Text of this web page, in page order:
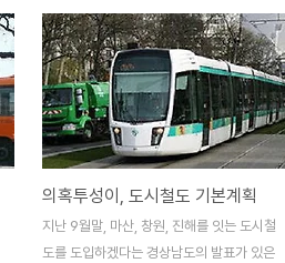
탄회한 의견을 나누는 자리였습니다. 이날,
간담회에서 참석자들 의견은 도시철도가 경
남의 미래교통수단으로서 최선의 방안이라고
주장하는 측과 도시철도(LRT)가 유일한 대
안이라고 보는 것은 성급하기 때문에 다른 대
안(BRT: 간선 급행 버스 시스템)들과 충분한
비교 검토를 해보아야 한다는 주장으로 나뉘
었습니다. 찬성의견은 “배기가스를 내뿜지
않는 노면전차가 대량수송이 가능한 친환경
의혹투성이, 도시철도 기본계획
지난 9월말, 마산, 창원, 진해를 잇는 도시철
도를 도입하겠다는 경상남도의 발표가 있은